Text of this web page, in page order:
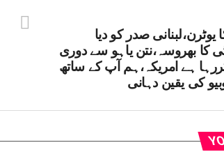
صدر کو دیا
کا بھروسہ،نتن یاہو سے دوری
ہے امریکہ،ہم آپ کے ساتھ
کی یقین دہانی